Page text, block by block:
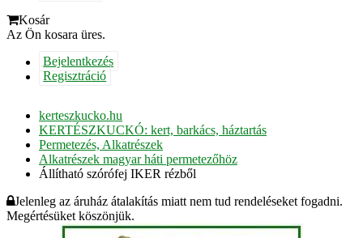
Kosár
Az Ön kosara üres.
Bejelentkezés
Regisztráció
kerteszkucko.hu
KERTÉSZKUCKÓ: kert, barkács, háztartás
Permetezés, Alkatrészek
Alkatrészek magyar háti permetezőhöz
Állítható szórófej IKER rézből
Jelenleg az áruház átalakítás miatt nem tud rendeléseket fogadni.
Megértésüket köszönjük.